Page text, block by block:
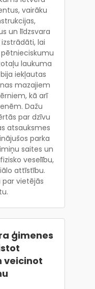
vairāku
un līdzsvara
lai
laukuma
iekļautas
mazajiem
kā arī
Dažu
par dzīvu
atsauksmes
parka
saites un
veselību,
attīstību.
par vietējās
ģimenes
veicinot